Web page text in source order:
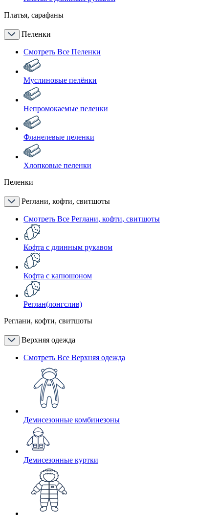
Платья, сарафаны
Пеленки
Смотреть Все Пеленки
Муслиновые пелёнки
Непромокаемые пеленки
Фланелевые пеленки
Хлопковые пеленки
Пеленки
Реглани, кофти, свитшоты
Смотреть Все Реглани, кофти, свитшоты
Кофта с длинным рукавом
Кофта с капюшоном
Реглан(лонгслив)
Реглани, кофти, свитшоты
Верхняя одежда
Смотреть Все Верхняя одежда
Демисезонные комбинезоны
Демисезонные куртки